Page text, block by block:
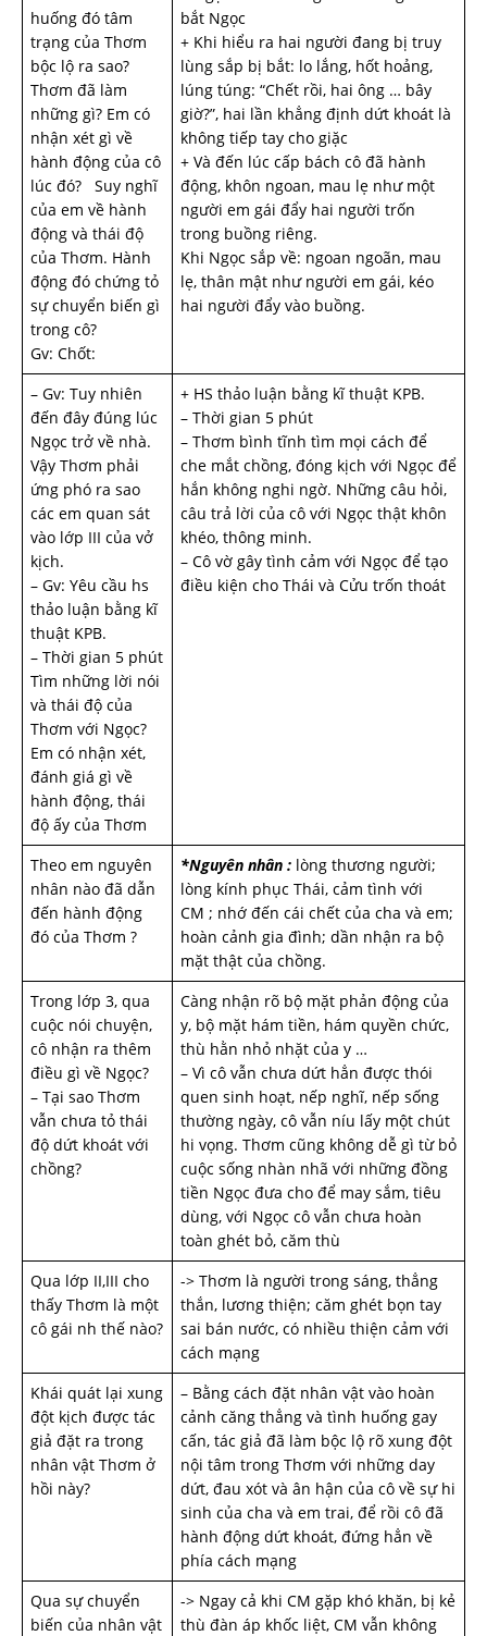
huống đó tâm
trạng của Thơm
bộc lộ ra sao?
Thơm đã làm
những gì? Em có
nhận xét gì về
hành động của cô
lúc đó? Suy nghĩ
của em về hành
động và thái độ
của Thơm. Hành
động đó chứng tỏ
sự chuyển biến gì
trong cô?
Gv: Chốt:
bắt Ngọc
+ Khi hiểu ra hai người đang bị truy
lùng sắp bị bắt: lo lắng, hốt hoảng,
lúng túng: “Chết rồi, hai ông … bây
giờ?”, hai lần khẳng định dứt khoát là
không tiếp tay cho giặc
+ Và đến lúc cấp bách cô đã hành
động, khôn ngoan, mau lẹ như một
người em gái đẩy hai người trốn
trong buồng riêng.
Khi Ngọc sắp về: ngoan ngoãn, mau
lẹ, thân mật như người em gái, kéo
hai người đẩy vào buồng.
– Gv: Tuy nhiên
đến đây đúng lúc
Ngọc trở về nhà.
Vậy Thơm phải
ứng phó ra sao
các em quan sát
vào lớp III của vở
kịch.
– Gv: Yêu cầu hs
thảo luận bằng kĩ
thuật KPB.
– Thời gian 5 phút
Tìm những lời nói
và thái độ của
Thơm với Ngọc?
Em có nhận xét,
đánh giá gì về
hành động, thái
độ ấy của Thơm
+ HS thảo luận bằng kĩ thuật KPB.
– Thời gian 5 phút
– Thơm bình tĩnh tìm mọi cách để
che mắt chồng, đóng kịch với Ngọc để
hắn không nghi ngờ. Những câu hỏi,
câu trả lời của cô với Ngọc thật khôn
khéo, thông minh.
– Cô vờ gây tình cảm với Ngọc để tạo
điều kiện cho Thái và Cửu trốn thoát
Theo em nguyên
nhân nào đã dẫn
đến hành động
đó của Thơm ?
*Nguyên nhân : lòng thương người;
lòng kính phục Thái, cảm tình với
CM ; nhớ đến cái chết của cha và em;
hoàn cảnh gia đình; dần nhận ra bộ
mặt thật của chồng.
Trong lớp 3, qua
cuộc nói chuyện,
cô nhận ra thêm
điều gì về Ngọc?
– Tại sao Thơm
vẫn chưa tỏ thái
độ dứt khoát với
chồng?
Càng nhận rõ bộ mặt phản động của
y, bộ mặt hám tiền, hám quyền chức,
thù hằn nhỏ nhặt của y …
– Vì cô vẫn chưa dứt hẳn được thói
quen sinh hoạt, nếp nghĩ, nếp sống
thường ngày, cô vẫn níu lấy một chút
hi vọng. Thơm cũng không dễ gì từ bỏ
cuộc sống nhàn nhã với những đồng
tiền Ngọc đưa cho để may sắm, tiêu
dùng, với Ngọc cô vẫn chưa hoàn
toàn ghét bỏ, căm thù
Qua lớp II,III cho
thấy Thơm là một
cô gái nh­ thế nào?
-> Thơm là người trong sáng, thẳng
thắn, lương thiện; căm ghét bọn tay
sai bán nước, có nhiều thiện cảm với
cách mạng
Khái quát lại xung
đột kịch được tác
giả đặt ra trong
nhân vật Thơm ở
hồi này?
– Bằng cách đặt nhân vật vào hoàn
cảnh căng thẳng và tình huống gay
cấn, tác giả đã làm bộc lộ rõ xung đột
nội tâm trong Thơm với những day
dứt, đau xót và ân hận của cô về sự hi
sinh của cha và em trai, để rồi cô đã
hành động dứt khoát, đứng hẳn về
phía cách mạng
Qua sự chuyển
biến của nhân vật
-> Ngay cả khi CM gặp khó khăn, bị kẻ
thù đàn áp khốc liệt, CM vẫn không